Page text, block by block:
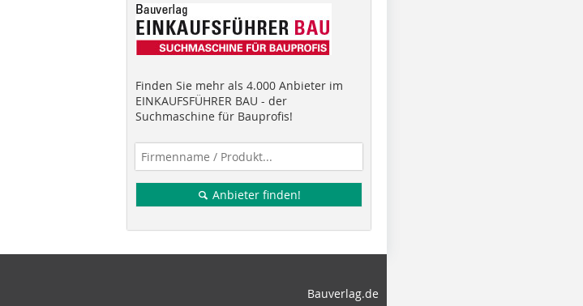
Finden Sie mehr als 4.000 Anbieter im
EINKAUFSFÜHRER BAU - der
Suchmaschine für Bauprofis!
Anbieter finden!
Bauverlag.de